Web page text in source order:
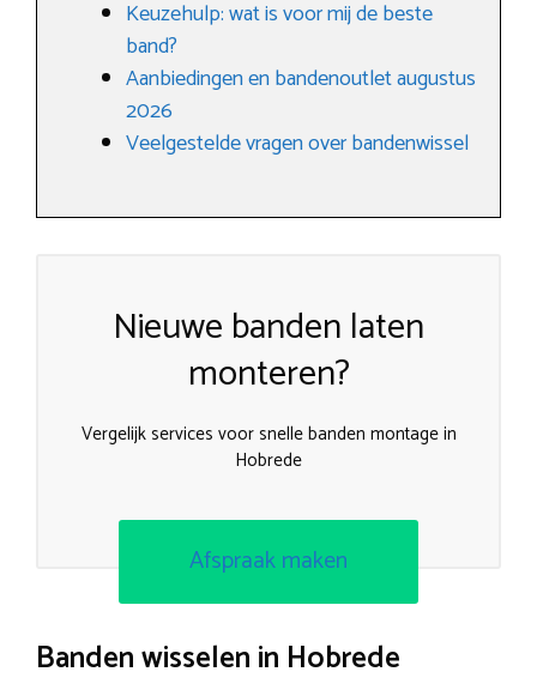
Keuzehulp: wat is voor mij de beste
band?
Aanbiedingen en bandenoutlet augustus
2026
Veelgestelde vragen over bandenwissel
Nieuwe banden laten
monteren?
Vergelijk services voor snelle banden montage in
Hobrede
Afspraak maken
Banden wisselen in Hobrede